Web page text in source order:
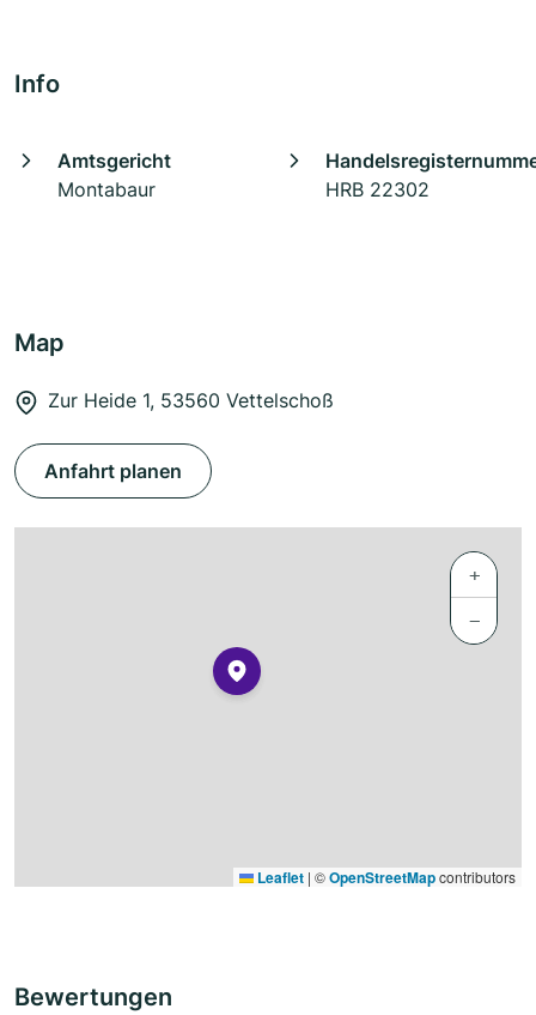
Info
Amtsgericht
Montabaur
HRB 22302
Map
Zur Heide 1, 53560 Vettelschoß
Anfahrt planen
+
−
Leaflet | ©OpenStreetMapcontributors
Bewertungen